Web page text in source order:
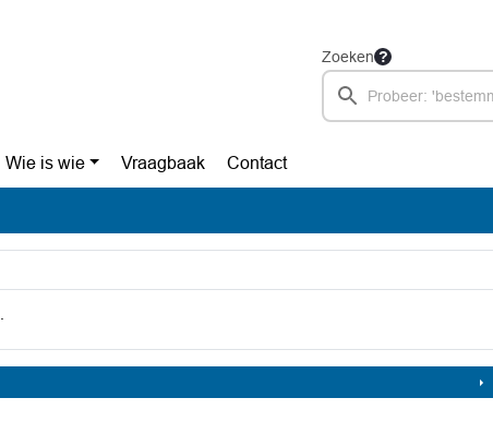
Zoeken
Wie is wie Vraagbaak Contact